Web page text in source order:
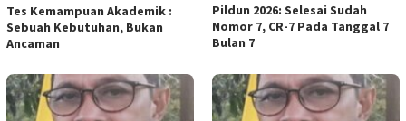
Tes Kemampuan Akademik :
Sebuah Kebutuhan, Bukan
Ancaman
Pildun 2026: Selesai Sudah
Nomor 7, CR-7 Pada Tanggal 7
Bulan 7